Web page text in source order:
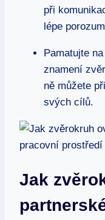
při
lépe
Pamatujte
znamení⁤
ně​ můžete
svých cílů.
Jak